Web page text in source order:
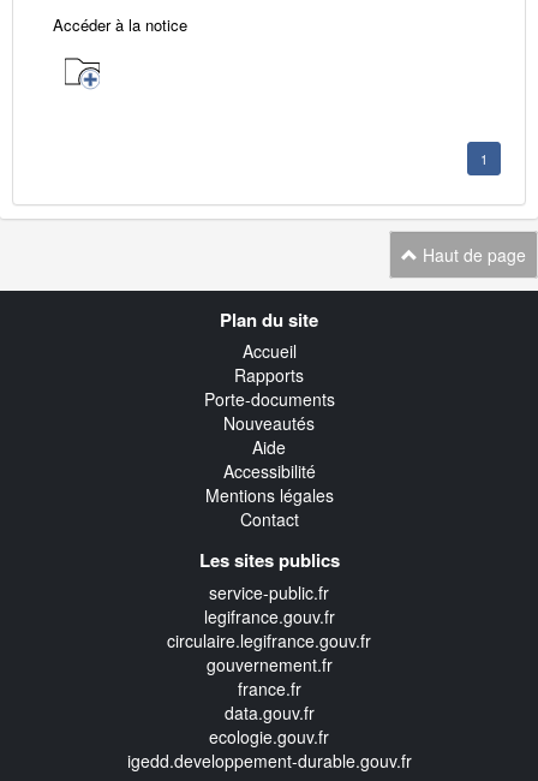
Accéder à la notice
1
Haut de page
Plan du site
Accueil
Rapports
Porte-documents
Nouveautés
Aide
Accessibilité
Mentions légales
Contact
Les sites publics
service-public.fr
legifrance.gouv.fr
circulaire.legifrance.gouv.fr
gouvernement.fr
france.fr
data.gouv.fr
ecologie.gouv.fr
igedd.developpement-durable.gouv.fr